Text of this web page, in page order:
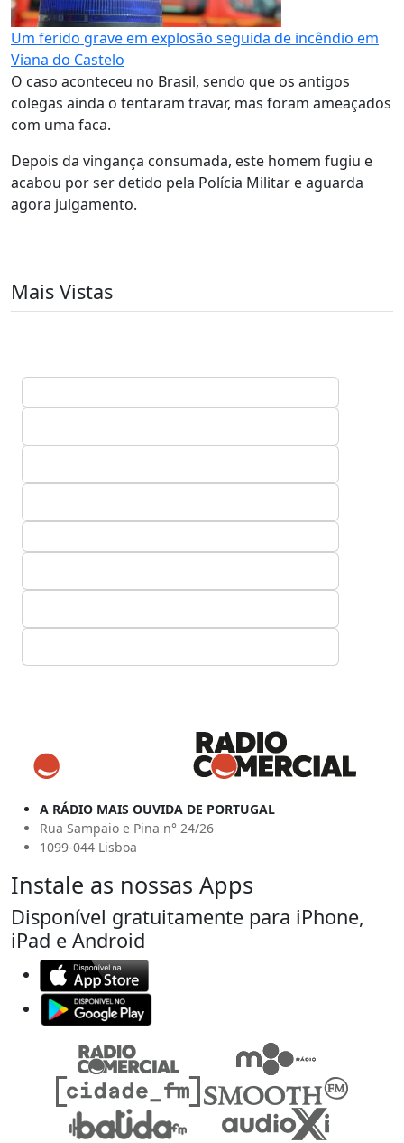
Um ferido grave em explosão seguida de incêndio em
Viana do Castelo
O caso aconteceu no Brasil, sendo que os antigos
colegas ainda o tentaram travar, mas foram ameaçados
com uma faca.
Depois da vingança consumada, este homem fugiu e
acabou por ser detido pela Polícia Militar e aguarda
agora julgamento.
Mais Vistas
A RÁDIO MAIS OUVIDA DE PORTUGAL
Rua Sampaio e Pina n° 24/26
1099-044 Lisboa
Instale as nossas Apps
Disponível gratuitamente para iPhone,
iPad e Android